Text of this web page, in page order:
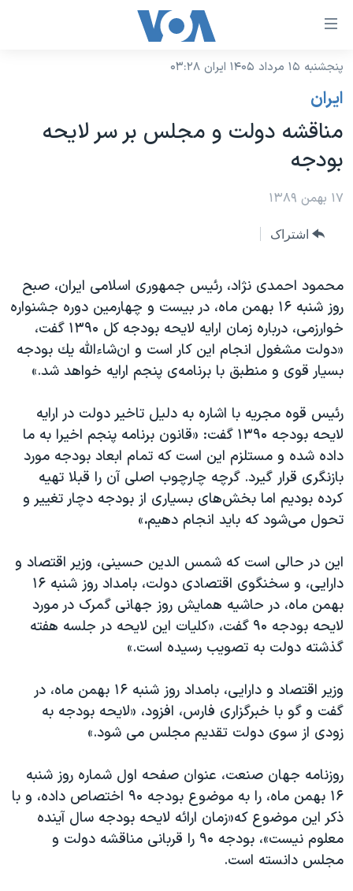
لینکهای
دسترسی
جهش
محتوای
اصلی
به
اصلی
به
جستجو
نسخه سبک وب‌سایت
موضوع ها
ایران
آمریکا
جهان
گزیده‌ها
ویژه برنامه‌ها
ویدیوها
فرهنگ و زندگی
اقتصادی
علم و فناوری
اسرائیل در جنگ
گالری عکس
برنامه های تلویزیونی
جدول برنامه ها
صفحه‌های ویژه
عملیات خشم حماسی
۲۵۰سالگی آمریکا
بایگانی برنامه‌های تلویزیونی
مستندها
حمله جمهوری اسلامی به اسرائیل
رمز مهسا
ورزش زنان در ایران
اعتراضات زن، زندگی، آزادی
تریبونال مردمی آبان ۹۸
دادگاه حمید نوری
چهل سال گروگان‌گیری
قانون شفافیت دارائی کادر رهبری ایران
اسرائیل در جنگ
نرگس محمدی برنده جایزه نوبل صلح
صفحه‌های ویژه
سفر پرزیدنت ترامپ به چین
پخش رادیویی
یادگیری زبان انگلیسی
دنبال کنید
زبانهای مختلف
پنجشنبه ۱۵ مرداد ۱۴۰۵ ایران ۰۳:۲۸
ايران
مناقشه دولت و مجلس بر سر لايحه
بودجه
۱۷ بهمن ۱۳۸۹
اشتراک
محمود احمدی نژاد، رئیس جمهوری اسلامی ایران، صبح
روز شنبه ۱۶ بهمن ماه، در بیست و چهارمین دوره جشنواره
خوارزمی، درباره زمان ارايه‌ لايحه
بودجه کل ۱۳۹۰ گفت،
«دولت مشغول انجام اين كار است و ان‌شاءالله يك بودجه
بسيار قوی و منطبق با برنامه‌ی پنجم ارايه خواهد شد.»
رئیس قوه مجریه با اشاره به دليل تاخير دولت در ارايه‌
لايحه بودجه ۱۳۹۰ گفت: «قانون برنامه پنجم
اخيرا به ما
داده شده و مستلزم اين است كه تمام ابعاد بودجه مورد
بازنگری قرار گيرد. گرچه چارچوب اصلی آن را قبلا تهيه
كرده بوديم اما بخش‌های بسياری از بودجه دچار تغيير و
تحول می‌شود كه بايد انجام دهيم.
»
این در حالی است که شمس الدین حسینی، وزیر اقتصاد و
دارایی، و سخنگوی اقتصادی دولت، بامداد روز شنبه ۱۶
بهمن ماه، در حاشیه همایش روز جهانی گمرک در مورد
لایحه بودجه ۹۰ گفت، «کلیات این لایحه در جلسه هفته
گذشته دولت به تصویب رسیده است.»
وزیر اقتصاد و دارایی، بامداد روز شنبه ۱۶ بهمن ماه، در
گفت و گو با خبرگزاری فارس، افزود، «لایحه بودجه به
زودی از سوی دولت تقدیم مجلس می شود.»
روزنامه جهان صنعت، عنوان صفحه اول شماره روز شنبه
۱۶ بهمن ماه، را به موضوع بودجه ۹۰ اختصاص داده، و با
ذکر این موضوع که«زمان ارائه لایحه بودجه سال آینده
معلوم نیست»، بودجه ۹۰ را قربانی مناقشه دولت و
مجلس دانسته است.